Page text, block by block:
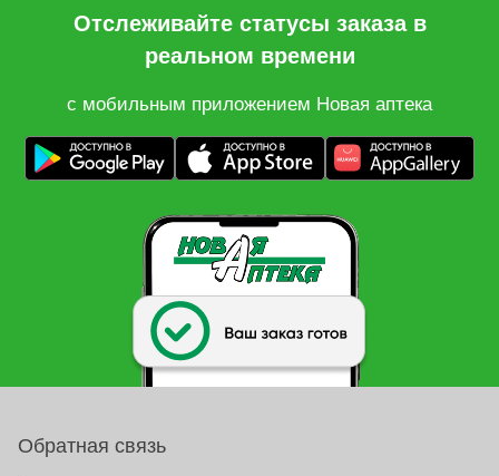
Отслеживайте статусы заказа в
реальном времени
с мобильным приложением Новая аптека
Обратная связь